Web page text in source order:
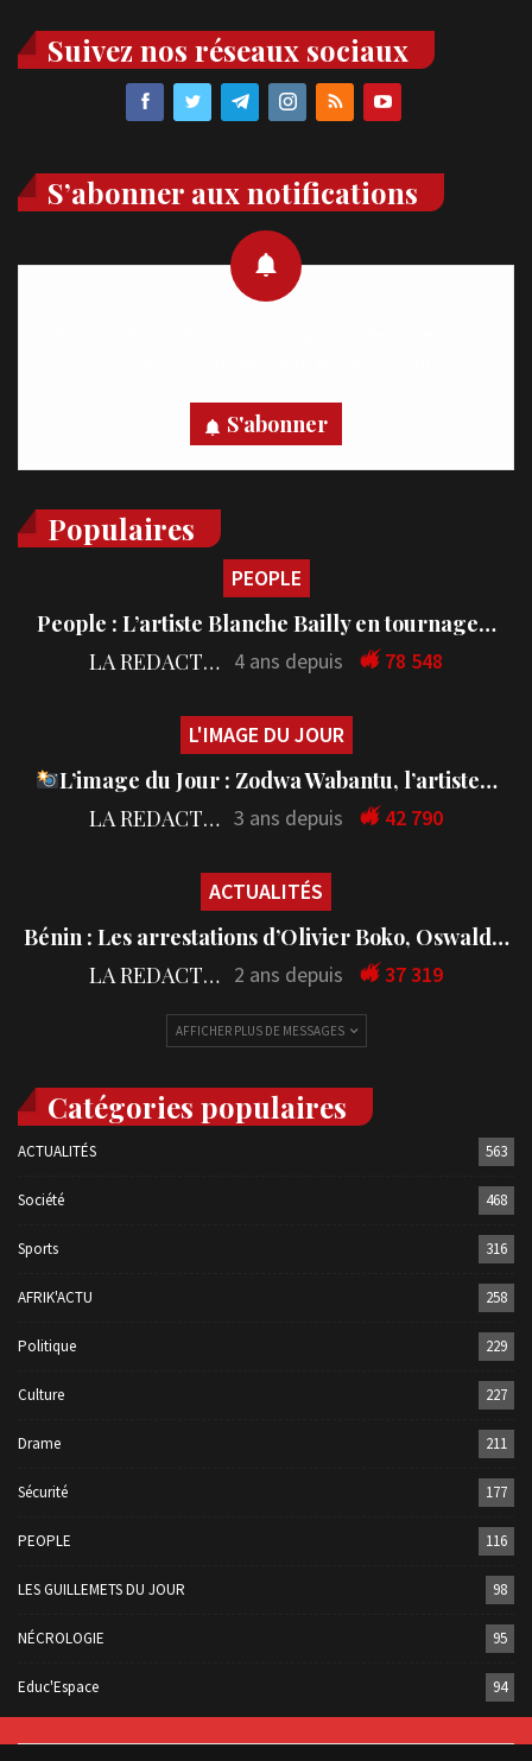
Suivez nos réseaux sociaux
S’abonner aux notifications
S'abonner
Populaires
PEOPLE
People : L’artiste Blanche Bailly en tournage…
LA REDACTION 4 ans depuis 78 548
L'IMAGE DU JOUR
L’image du Jour : Zodwa Wabantu, l’artiste…
LA REDACTION 3 ans depuis 42 790
ACTUALITÉS
Bénin : Les arrestations d’Olivier Boko, Oswald…
LA REDACTION 2 ans depuis 37 319
AFFICHER PLUS DE MESSAGES
Catégories populaires
ACTUALITÉS 563
Société 468
Sports 316
AFRIK'ACTU 258
Politique 229
Culture 227
Drame 211
Sécurité 177
PEOPLE 116
LES GUILLEMETS DU JOUR 98
NÉCROLOGIE 95
Educ'Espace 94